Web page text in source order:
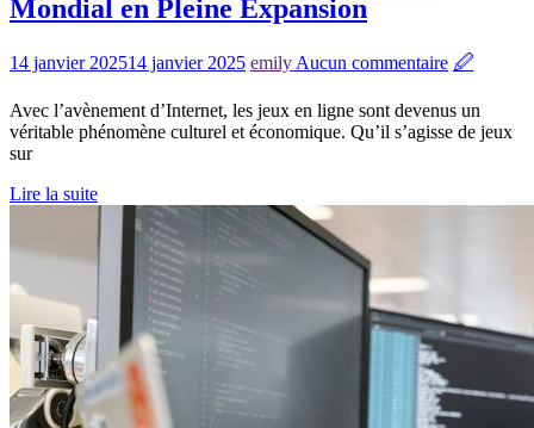
Mondial en Pleine Expansion
14 janvier 202514 janvier 2025 emily Aucun commentaire 🖉
Avec l’avènement d’Internet, les jeux en ligne sont devenus un
véritable phénomène culturel et économique. Qu’il s’agisse de jeux
sur
Lire la suite